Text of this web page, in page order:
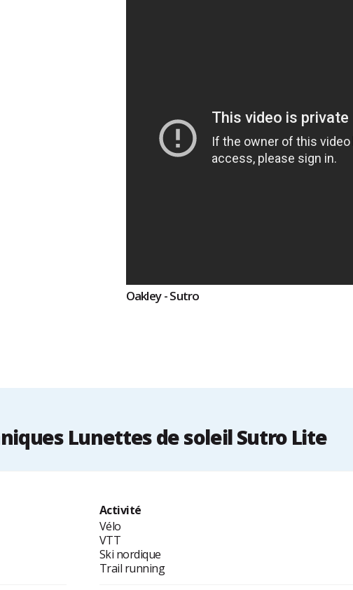
Oakley - Sutro
Lunettes de soleil Sutro Lite
Activité
Vélo
VTT
Ski nordique
Trail running